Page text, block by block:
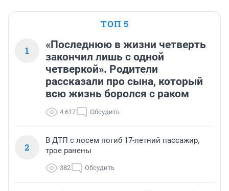
ТОП 5
1
«Последнюю в жизни четверть
закончил лишь с одной
четверкой». Родители
рассказали про сына, который
всю жизнь боролся с раком
4 617 Обсудить
2
В ДТП с лосем погиб 17-летний пассажир,
трое ранены
382 Обсудить